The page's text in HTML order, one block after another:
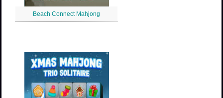
Beach Connect Mahjong